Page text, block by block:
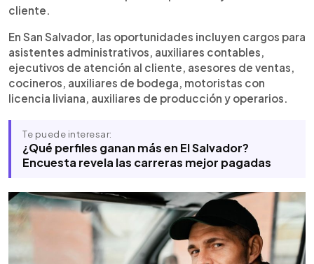
oriental. La institución invitó a los interesados a
requerida para aplicar a las ofertas laborales y
optar a una oportunidad de empleo formal.
cliente.
En San Salvador, las oportunidades incluyen cargos para
asistentes administrativos, auxiliares contables,
ejecutivos de atención al cliente, asesores de ventas,
cocineros, auxiliares de bodega, motoristas con
licencia liviana, auxiliares de producción y operarios.
Te puede interesar:
¿Qué perfiles ganan más en El Salvador?
Encuesta revela las carreras mejor pagadas